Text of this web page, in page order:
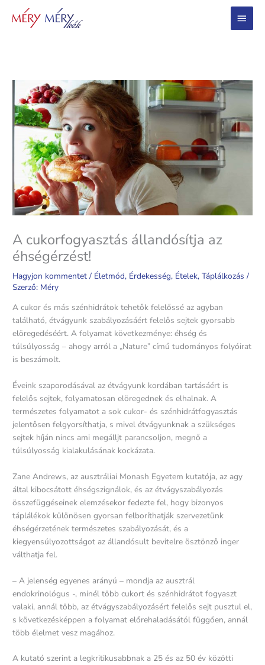
Main
Menu
A cukorfogyasztás állandósítja az
éhségérzést!
Hagyjon kommentet / Életmód, Érdekesség, Ételek,Táplálkozás /
Szerző: Méry
A cukor és más szénhidrátok tehetők felelőssé az agyban
található, étvágyunk szabályozásáért felelős sejtek gyorsabb
elöregedéséért. A folyamat következménye: éhség és
túlsúlyosság – ahogy arról a „Nature” című tudományos folyóirat
is beszámolt.
Éveink szaporodásával az étvágyunk kordában tartásáért is
felelős sejtek, folyamatosan elöregednek és elhalnak. A
természetes folyamatot a sok cukor- és szénhidrátfogyasztás
jelentősen felgyorsíthatja, s mivel étvágyunknak a szükséges
sejtek híján nincs ami megálljt parancsoljon, megnő a
túlsúlyosság kialakulásának kockázata.
Zane Andrews, az ausztráliai Monash Egyetem kutatója, az agy
által kibocsátott éhségszignálok, és az étvágyszabályozás
összefüggéseinek elemzésekor fedezte fel, hogy bizonyos
táplálékok különösen gyorsan felboríthatják szervezetünk
éhségérzetének természetes szabályozását, és a
kiegyensúlyozottságot az állandósult bevitelre ösztönző inger
válthatja fel.
– A jelenség egyenes arányú – mondja az ausztrál
endokrinológus -, minél több cukort és szénhidrátot fogyaszt
valaki, annál több, az étvágyszabályozásért felelős sejt pusztul el,
s következésképpen a folyamat előrehaladásától függően, annál
több élelmet vesz magához.
A kutató szerint a legkritikusabbnak a 25 és az 50 év közötti